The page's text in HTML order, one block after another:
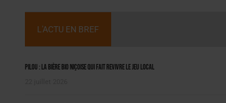
L'ACTU EN BREF
Pilou : la bière bio niçoise qui fait revivre le jeu local